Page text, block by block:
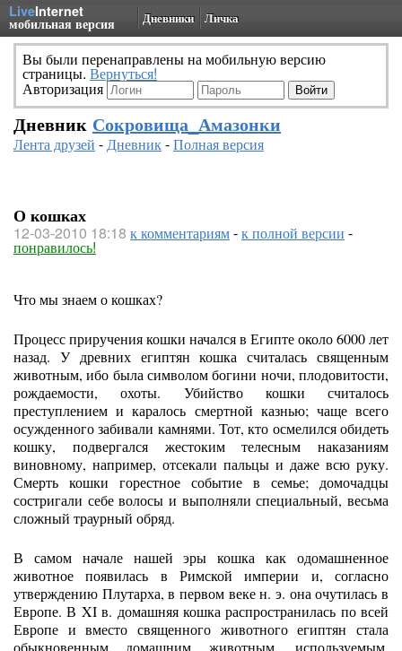
LiveInternet
мобильная версия Дневники Личка
Вы были перенаправлены на мобильную версию
страницы. Вернуться!
Авторизация
Дневник Сокровища_Амазонки
Лента друзей -Дневник-Полная версия
О кошках
12-03-2010 18:18 к комментариям-к полной версии -
понравилось!
Что мы знаем о кошках?
Процесс приручения кошки начался в Египте около 6000 лет
назад. У древних египтян кошка считалась священным
животным, ибо была символом богини ночи, плодовитости,
рождаемости, охоты. Убийство кошки считалось
преступлением и каралось смертной казнью; чаще всего
осужденного забивали камнями. Тот, кто осмелился обидеть
кошку, подвергался жестоким телесным наказаниям
виновному, например, отсекали пальцы и даже всю руку.
Смерть кошки горестное событие в семье; домочадцы
состригали себе волосы и выполняли специальный, весьма
сложный траурный обряд.
В самом начале нашей эры кошка как одомашненное
животное появилась в Римской империи и, согласно
утверждению Плутарха, в первом веке н. э. она очутилась в
Европе. В XI в. домашняя кошка распространилась по всей
Европе и вместо священного животного египтян стала
обыкновенным домашним животным, используемым,